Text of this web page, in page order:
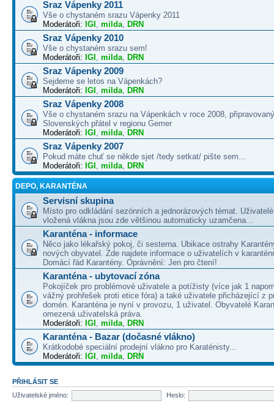
Sraz Vápenky 2011
Vše o chystaném srazu Vápenky 2011
Moderátoři: IGI , milda, DRN
Sraz Vápenky 2010
Vše o chystaném srazu sem!
Moderátoři: IGI , milda, DRN
Sraz Vápenky 2009
Sejdeme se letos na Vápenkách?
Moderátoři: IGI , milda, DRN
Sraz Vápenky 2008
Vše o chystaném srazu na Vápenkách v roce 2008,
Slovenských přátel v regionu Gemer
Moderátoři: IGI , milda, DRN
Sraz Vápenky 2007
Pokud máte chuť se někde sjet /tedy setkat/ pište sem...
Moderátoři: IGI , milda, DRN
DEPO, KARANTÉNA
Servisní skupina
Místo pro odkládání sezónních a jednorázových témat.
vložená vlákna jsou zde většinou automaticky uzamčena...
Karanténa - informace
Něco jako lékařský pokoj, či sesterna. Ubikace ostrahy
nových obyvatel. Zde najdete informace o uživatelích v
Domácí řád Karantény. Oprávnění: Jen pro čtení!
Karanténa - ubytovací zóna
Pokojíček pro problémové uživatele a potížisty (více jak 1
vážný prohřešek proti etice fóra) a také uživatele přicházející z
domén. Karanténa je nyní v provozu, 1 uživatel. Obyvatelé
omezená uživatelská práva.
Moderátoři: IGI , milda, DRN
Karanténa - Bazar (dočasné vlákno)
Krátkodobé speciální prodejní vlákno pro Karaténisty...
Moderátoři: IGI , milda, DRN
PŘIHLÁSIT SE
Uživatelské jméno:
Heslo: